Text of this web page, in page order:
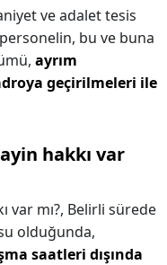
ve adalet tesis
bu ve buna
ayrım
geçirilmeleri ile
hakkı var
var mı?, Belirli sürede
olduğunda,
saatleri dışında